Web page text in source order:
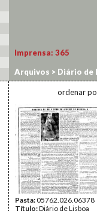
Imprensa: 365
Arquivos > Diário de
ordenar
Pasta:05762.026.06378
Título:Diário de Lisboa